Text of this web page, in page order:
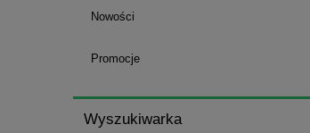
Nowości
Promocje
Wyszukiwarka